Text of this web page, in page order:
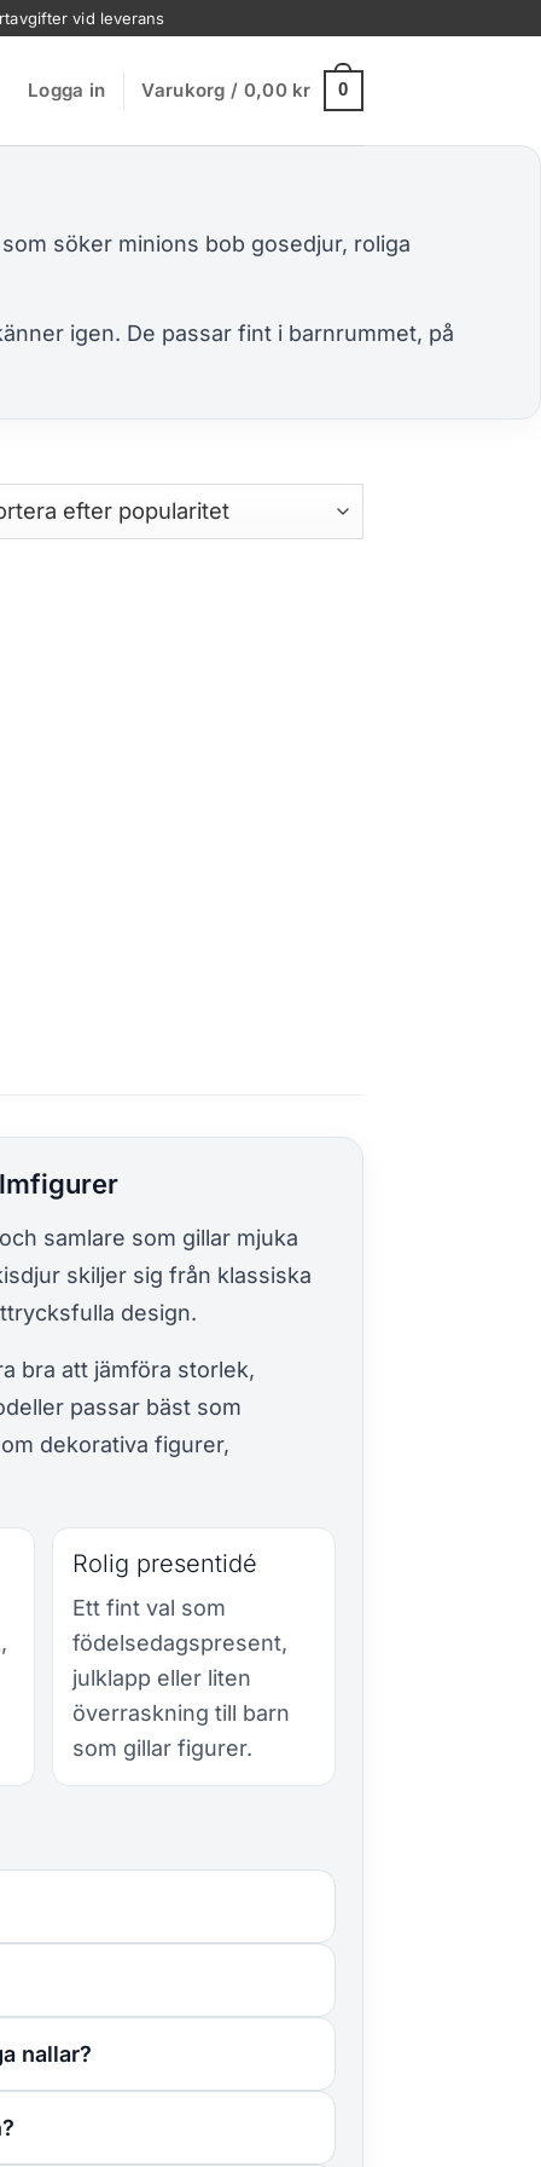
vid leverans
Logga in Varukorg / 0,00 kr 0
söker minions bob gosedjur, roliga
igen. De passar fint i barnrummet, på
samlare som gillar mjuka
skiljer sig från klassiska
design.
bra att jämföra storlek,
passar bäst som
dekorativa figurer,
Rolig presentidé
Ett fint val som
födelsedagspresent,
julklapp eller liten
överraskning till barn
som gillar figurer.
nallar?